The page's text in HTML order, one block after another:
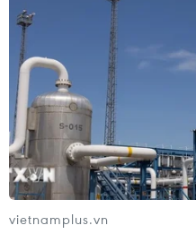
Nhà xuất bản Hội Nhà
“Mãi mãi tuổi 20” và Câu
xuất bản bộ sách “Nhật ký
nhiều tác giả.
vietnamplus.vn